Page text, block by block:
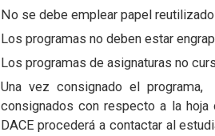
No se debe emplear papel
Los programas no deben estar
Los programas de asignaturas no
Una vez consignado el
consignados con respecto a la
DACE procederá a contactar al